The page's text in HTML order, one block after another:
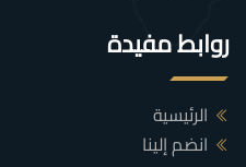
روابط مفيدة
الرئيسية
انضم إلينا